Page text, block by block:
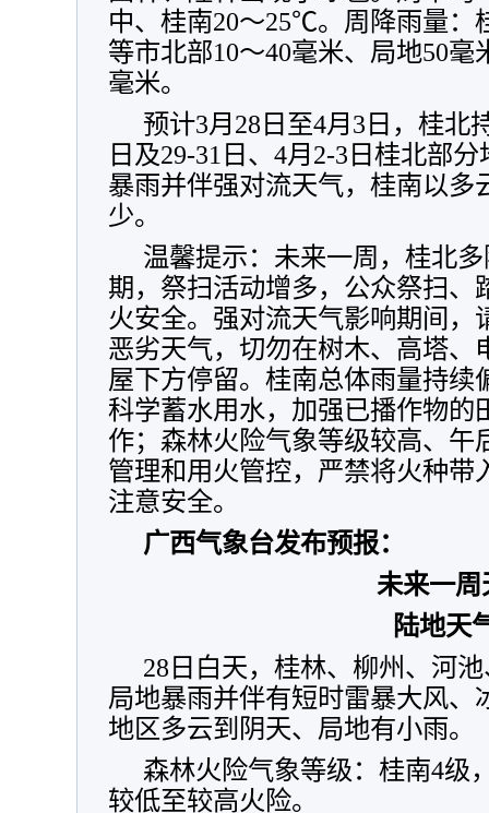
中、桂南20～25℃。周降雨量：
等市北部10～40毫米、局地50
毫米。
预计3月28日至4月3日，桂北
日及29-31日、4月2-3日桂北部
暴雨并伴强对流天气，桂南以多
少。
温馨提示：未来一周，桂北
期，祭扫活动增多，公众祭扫、
火安全。 强对流天气影响期间，
恶劣天气，切勿在树木、高塔、
屋下方停留。 桂南总体雨量持续
科学蓄水用水，加强已播作物的
作；森林火险气象等级较高、午
管理和用火管控，严禁将火种带
注意安全。
广西气象台发布预报：
未来一周
陆地天
28日白天，桂林、柳州、河
局地暴雨并伴有短时雷暴大风、
地区多云到阴天、局地有小雨。
森林火险气象等级：桂南4级
较低至较高火险。